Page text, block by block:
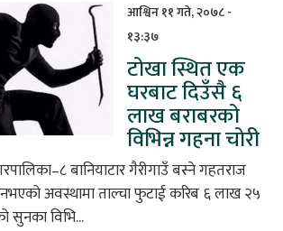
आश्विन ११ गते, २०७८ -
१३:३७
टोखा स्थित एक
घरबाट दिउँसै ६
लाख बराबरको
विभिन्न गहना चोरी
बानियाटार गैरीगाउँ बस्ने गहतराज
नभएको अवस्थामा ताल्चा फुटाई करिब ६ लाख २५
सुनका विभि...